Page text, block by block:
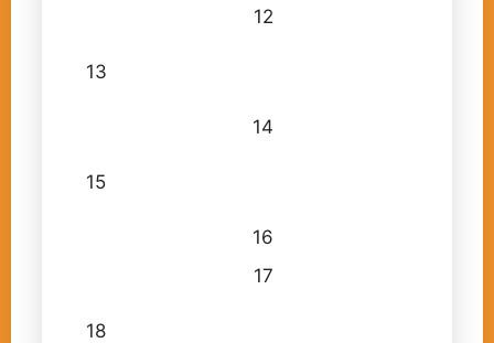
12
13
14
15
16
17
18